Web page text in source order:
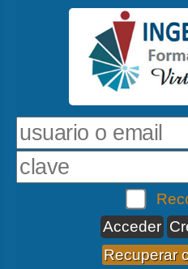
Recuperar